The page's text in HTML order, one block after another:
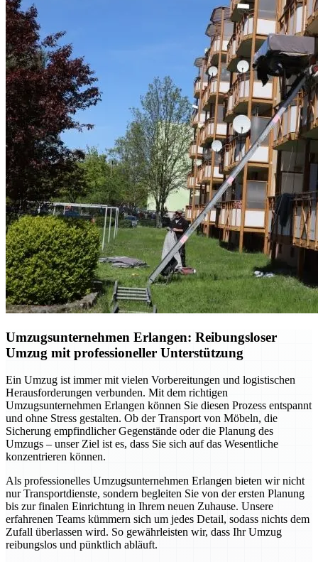
Umzugsunternehmen Erlangen: Reibungsloser
Umzug mit professioneller Unterstützung
Ein Umzug ist immer mit vielen Vorbereitungen und logistischen
Herausforderungen verbunden. Mit dem richtigen
Umzugsunternehmen Erlangen können Sie diesen Prozess entspannt
und ohne Stress gestalten. Ob der Transport von Möbeln, die
Sicherung empfindlicher Gegenstände oder die Planung des
Umzugs – unser Ziel ist es, dass Sie sich auf das Wesentliche
konzentrieren können.
Als professionelles Umzugsunternehmen Erlangen bieten wir nicht
nur Transportdienste, sondern begleiten Sie von der ersten Planung
bis zur finalen Einrichtung in Ihrem neuen Zuhause. Unsere
erfahrenen Teams kümmern sich um jedes Detail, sodass nichts dem
Zufall überlassen wird. So gewährleisten wir, dass Ihr Umzug
reibungslos und pünktlich abläuft.